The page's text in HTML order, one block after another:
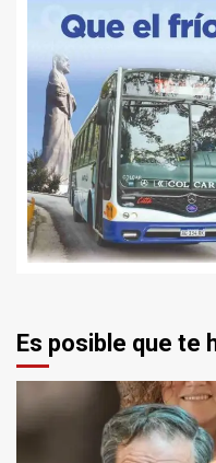
Es posible que te